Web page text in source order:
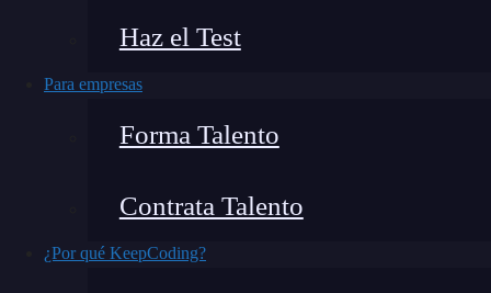
Haz el Test
Para empresas
Forma Talento
Contrata Talento
¿Por qué KeepCoding?
la inteligencia artificial en el sector
riguroso, con casos reales y consejos para
¿Qué encontrarás en este post?
La inteligencia artificial en la industria: una revolución tangible